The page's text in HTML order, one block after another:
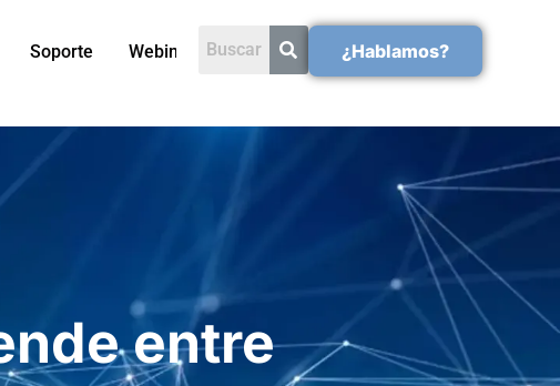
Soporte Webinars ¿Hablamos?
entre